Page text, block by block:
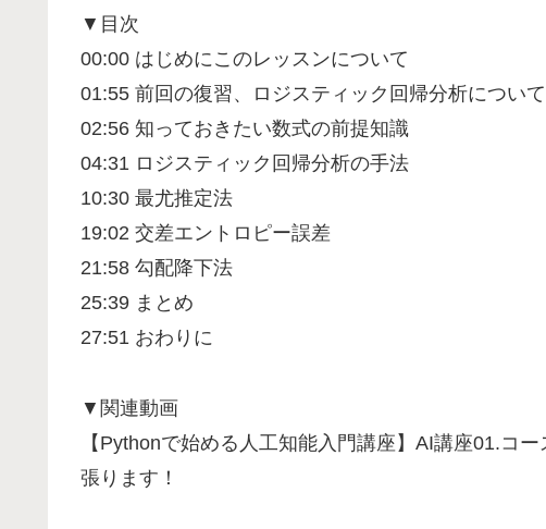
▼目次
00:00 はじめにこのレッスンについて
01:55 前回の復習、ロジスティック回帰分析について
02:56 知っておきたい数式の前提知識
04:31 ロジスティック回帰分析の手法
10:30 最尤推定法
19:02 交差エントロピー誤差
21:58 勾配降下法
25:39 まとめ
27:51 おわりに
▼関連動画
【Pythonで始める人工知能入門講座】AI講座01.コ
張ります！